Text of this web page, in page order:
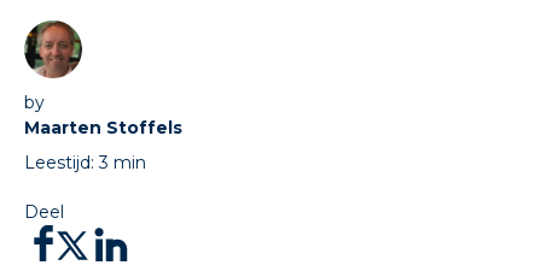
by
Maarten Stoffels
Leestijd:3 min
Deel